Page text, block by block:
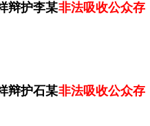
辩护李某非法吸收公众存
辩护石某非法吸收公众存